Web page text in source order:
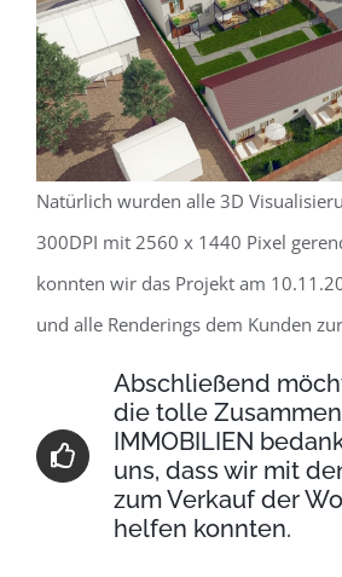
Natürlich wurden alle 3D
300DPI mit 2560 x 1440 Pixel
konnten wir das Projekt am
und alle Renderings dem Kunden
Abschließend
die tolle
IMMOBILIEN
uns, dass wir mit
zum Verkauf der
helfen konnten.